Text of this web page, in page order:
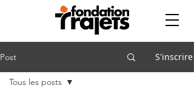
Post S'inscrire
Tous les posts